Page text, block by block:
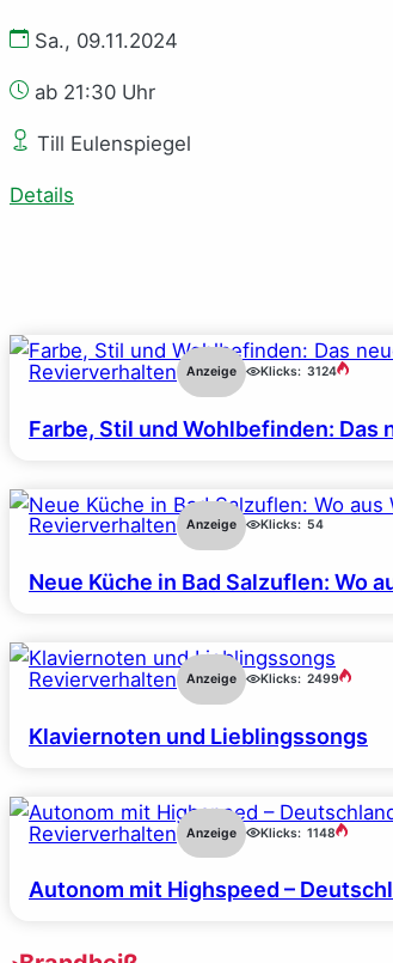
Sa., 09.11.2024
ab 21:30 Uhr
Till Eulenspiegel
Details
Revierverhalten Anzeige Klicks: 3124
Farbe, Stil und Wohlbefinden: Das
Revierverhalten Anzeige Klicks: 54
Neue Küche in Bad Salzuflen: Wo
Revierverhalten Anzeige Klicks: 2499
Klaviernoten und Lieblingssongs
Revierverhalten Anzeige Klicks: 1148
Autonom mit Highspeed –